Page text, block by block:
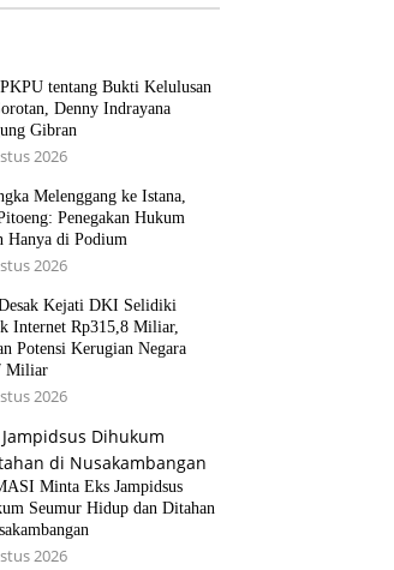
tentang Bukti Kelulusan
Denny Indrayana
Gibran
2026
Melenggang ke Istana,
Penegakan Hukum
Hanya di Podium
2026
Kejati DKI Selidiki
Internet Rp315,8 Miliar,
Potensi Kerugian Negara
Miliar
2026
Minta Eks Jampidsus
Seumur Hidup dan Ditahan
2026